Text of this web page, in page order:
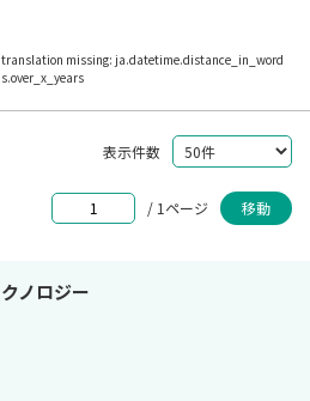
translation missing: ja.datetime.distance_in_word
s.over_x_years
表示件数
/ 1ページ 移動
ノロジー